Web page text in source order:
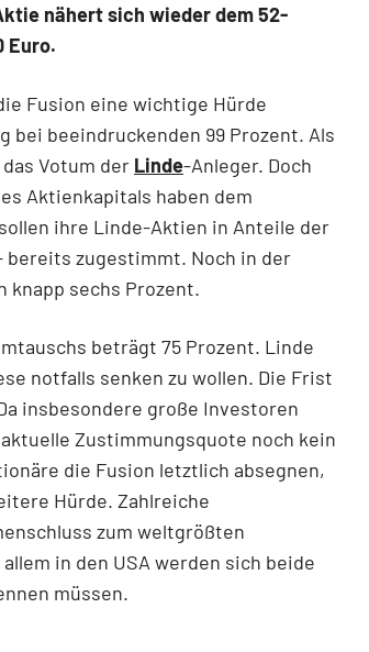
nähert sich wieder dem 52-
Euro.
Fusion eine wichtige Hürde
bei beeindruckenden 99 Prozent. Als
Votum der Linde-Anleger. Doch
Aktienkapitals haben dem
ihre Linde-Aktien in Anteile der
bereits zugestimmt. Noch in der
knapp sechs Prozent.
beträgt 75 Prozent. Linde
notfalls senken zu wollen. Die Frist
insbesondere große Investoren
Zustimmungsquote noch kein
die Fusion letztlich absegnen,
Hürde. Zahlreiche
zum weltgrößten
in den USA werden sich beide
müssen.